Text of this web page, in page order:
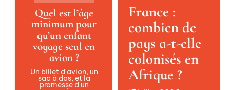
Quel est l’âge
minimum pour
qu’un enfant
voyage seul en
avion ?
Un billet d'avion, un
sac à dos, et la
promesse d'un
France :
combien de
pays a-t-elle
colonisés en
Afrique ?